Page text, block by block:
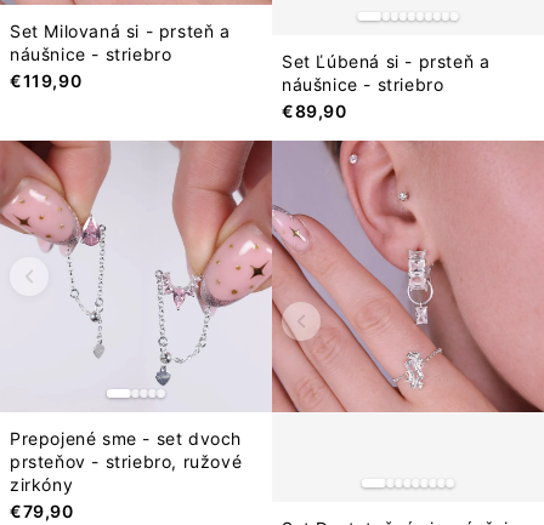
Set Milovaná si - prsteň a
náušnice - striebro
€119,90
Set Ľúbená si - prsteň a
náušnice - striebro
€89,90
Prepojené sme - set dvoch
prsteňov - striebro, ružové
zirkóny
€79,90